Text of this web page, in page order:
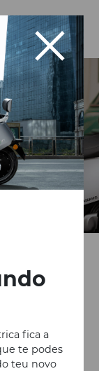
fica a
te podes
teu novo